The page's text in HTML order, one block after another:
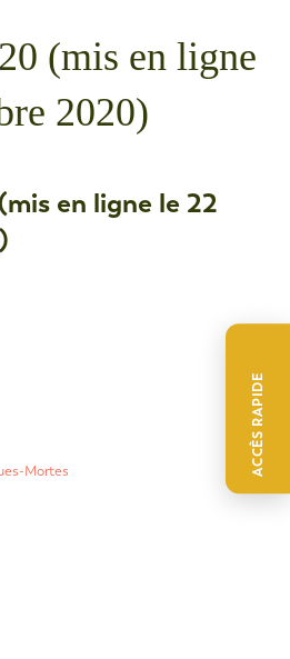
ACCÈS RAPIDE
(mis en ligne
2020)
en ligne le 22
Mortes